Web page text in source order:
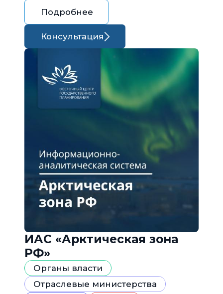
Подробнее
Консультация
ИАС «Арктическая зона
РФ»
Органы власти
Отраслевые министерства